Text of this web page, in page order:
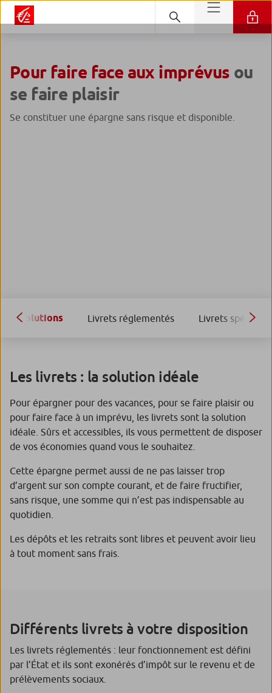
Pour faire face aux imprévus ou
se faire plaisir
Se constituer une épargne sans risque et disponible.
Solutions Livrets réglementés Livrets
Les livrets : la solution idéale
Pour épargner pour des vacances, pour se faire plaisir ou
pour faire face à un imprévu, les livrets sont la solution
idéale. Sûrs et accessibles, ils vous permettent de disposer
de vos économies quand vous le souhaitez.
Cette épargne permet aussi de ne pas laisser trop
d’argent sur son compte courant, et de faire fructifier,
sans risque, une somme qui n’est pas indispensable au
quotidien.
Les dépôts et les retraits sont libres et peuvent avoir lieu
à tout moment sans frais.
Différents livrets à votre disposition
Les livrets réglementés : leur fonctionnement est défini
par l’État et ils sont exonérés d’impôt sur le revenu et de
prélèvements sociaux.